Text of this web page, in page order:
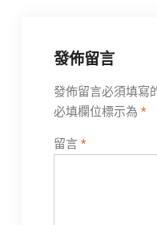
發佈留言
發佈留言必須填寫
必填欄位標示為 *
留言 *